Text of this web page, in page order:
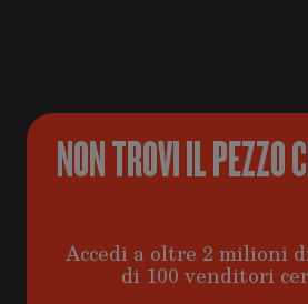
NON TROVI IL PEZZO
Accedi a oltre 2 milioni
di 100 venditori